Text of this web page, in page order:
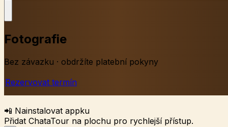
Fotografie
Bez závazku · obdržíte platební pokyny
Rezervovat termín
📲 Nainstalovat appku
Přidat ChataTour na plochu pro rychlejší přístup.